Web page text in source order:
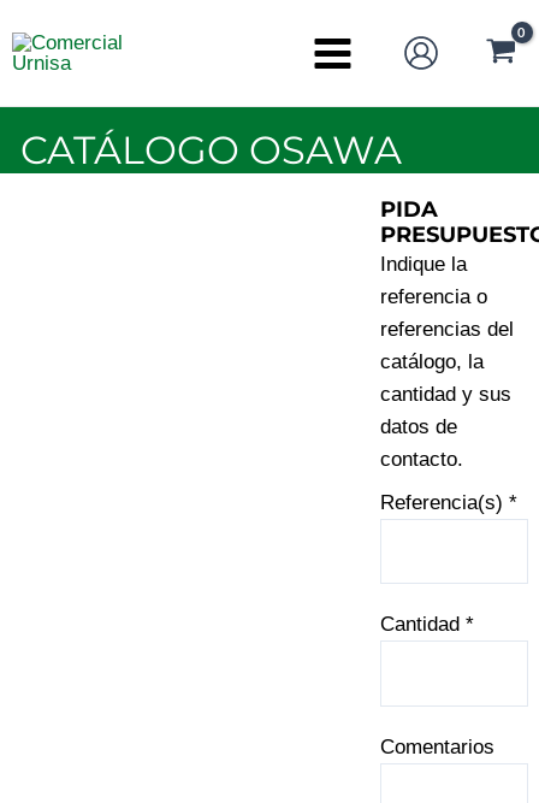
al
Main
Menu
CATÁLOGO OSAWA
PIDA
Indique la
referencia o
referencias del
catálogo, la
cantidad y sus
datos de
contacto.
Referencia(s) *
Cantidad *
Comentarios